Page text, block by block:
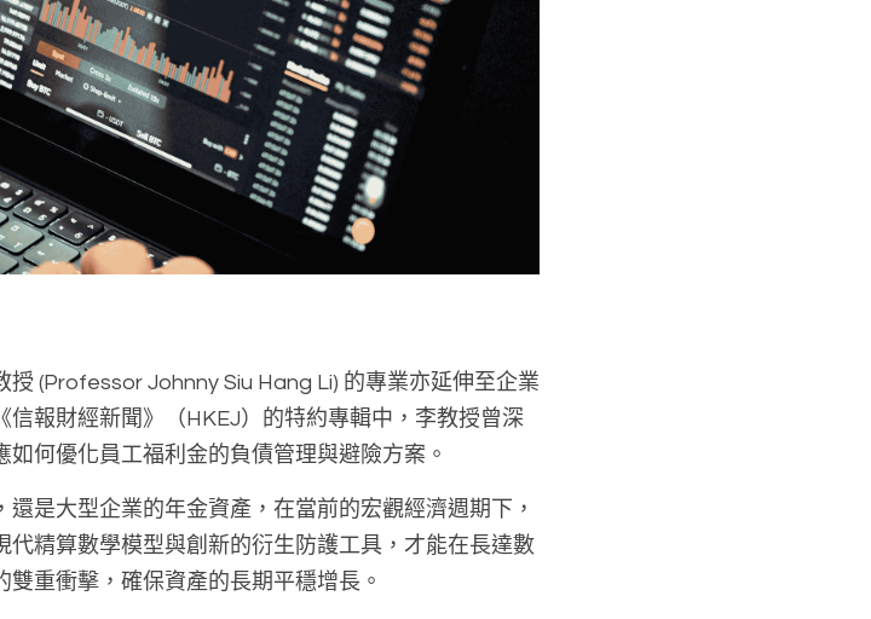
(Professor Johnny Siu Hang Li) 的專業亦延伸至企業
報財經新聞》（HKEJ）的特約專輯中，李教授曾深
何優化員工福利金的負債管理與避險方案。
是大型企業的年金資產，在當前的宏觀經濟週期下，
精算數學模型與創新的衍生防護工具，才能在長達數
重衝擊，確保資產的長期平穩增長。